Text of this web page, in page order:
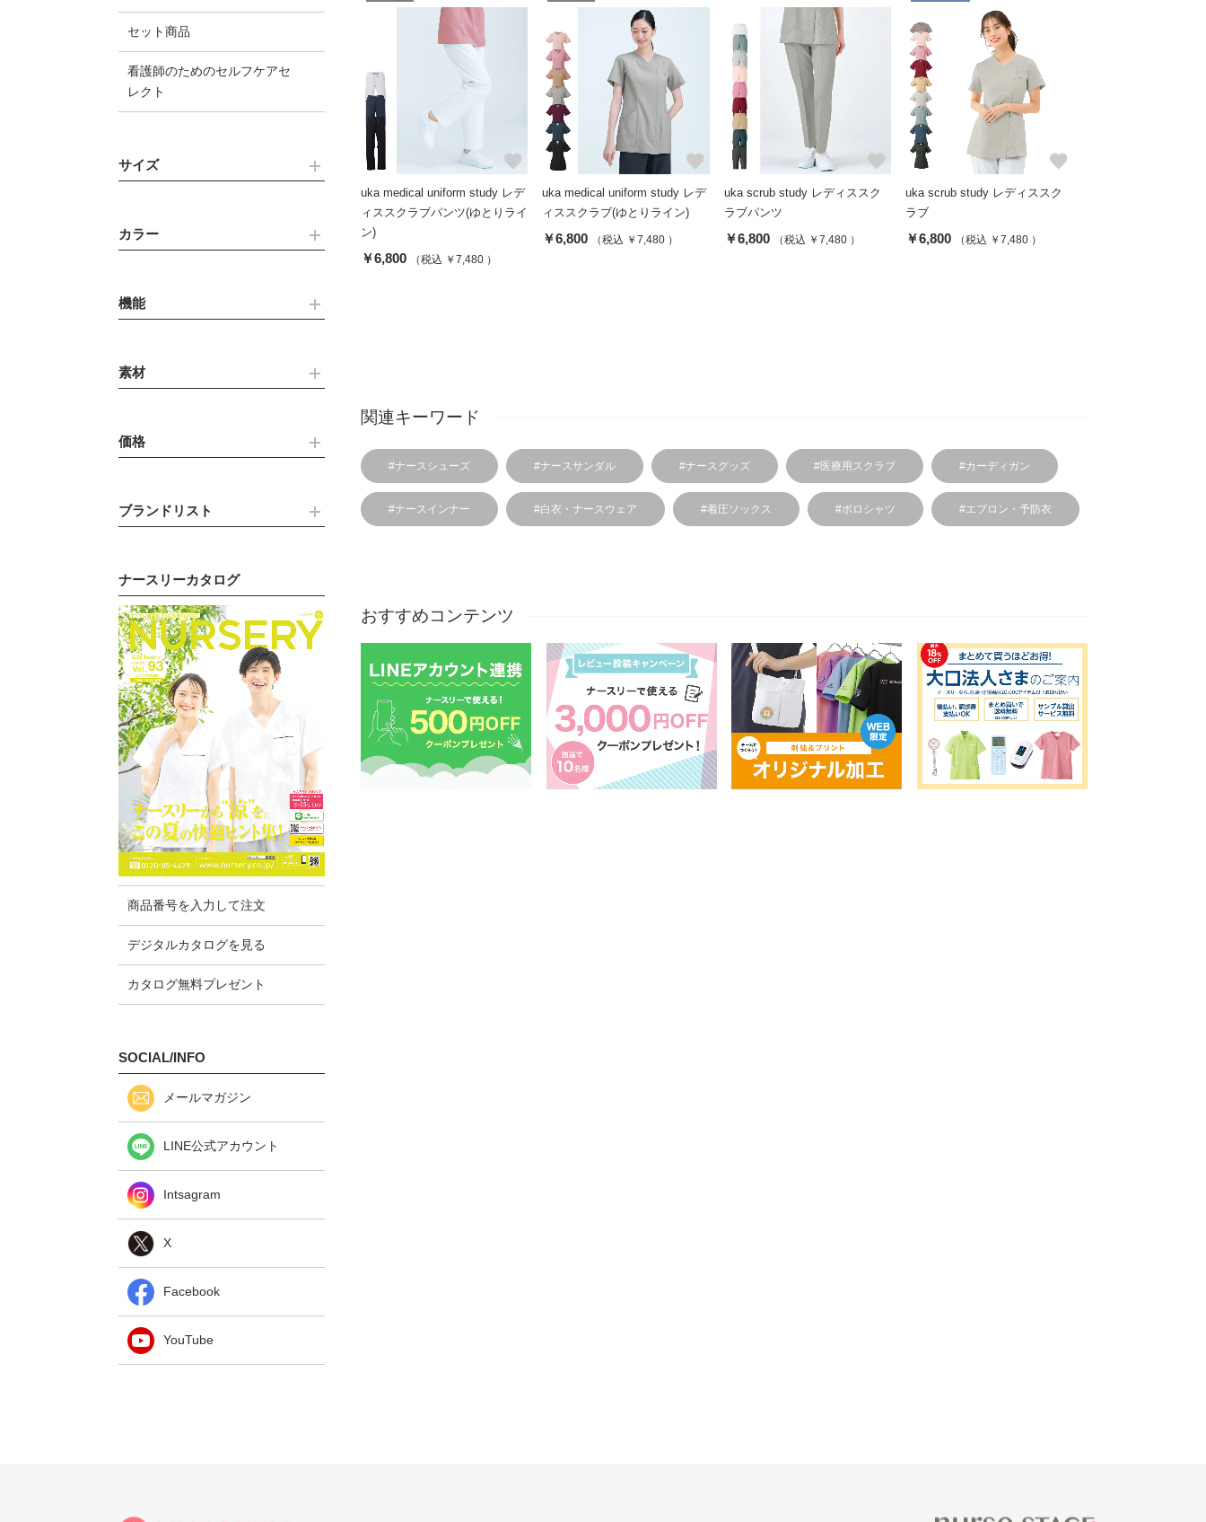
セット商品
看護師のためのセルフケアセ
レクト
サイズ
カラー
機能
素材
価格
ブランドリスト
ナースリーカタログ
商品番号を入力して注文
デジタルカタログを見る
カタログ無料プレゼント
SOCIAL/INFO
メールマガジン
LINE公式アカウント
Intsagram
X
Facebook
YouTube
favorite
uka medical uniform study レデ
ィススクラブパンツ(ゆとりライ
ン)
￥6,800 （税込 ￥7,480 ）
favorite
uka medical uniform study レデ
ィススクラブ(ゆとりライン)
￥6,800 （税込 ￥7,480 ）
favorite
uka scrub study レディススク
ラブパンツ
￥6,800 （税込 ￥7,480 ）
favorite
uka scrub study レディススク
ラブ
￥6,800 （税込 ￥7,480 ）
関連キーワード
#ナースシューズ #ナースサンダル #ナースグッズ #医療用スクラブ #カーディガン
#ナースインナー #白衣・ナースウェア #着圧ソックス #ポロシャツ #エプロン・予防衣
おすすめコンテンツ